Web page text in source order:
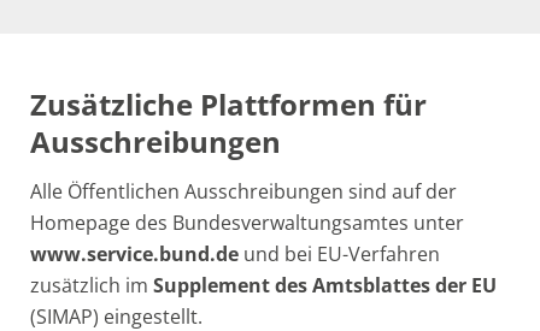
Zusätzliche Plattformen für
Ausschreibungen
Alle Öffentlichen Ausschreibungen sind auf der
Homepage des Bundesverwaltungsamtes unter
www.service.bund.deund bei EU-Verfahren
zusätzlich im Supplement des Amtsblattes der EU
(SIMAP) eingestellt.